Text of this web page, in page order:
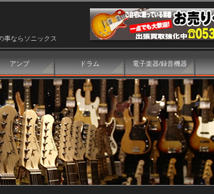
事ならソニックス
アンプ ドラム 電子楽器/録音機器